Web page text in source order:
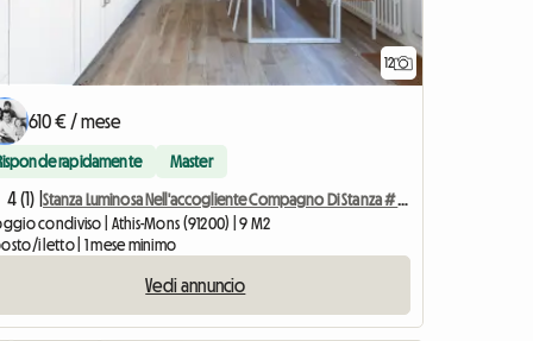
12
610 € / mese
rapidamente Master
4 (1) |
Stanza Luminosa Nell'accogliente Compagno Di Stanza # 4 Miami
condiviso | Athis-Mons (91200) | 9 M2
i letto | 1 mese minimo
Vedi annuncio